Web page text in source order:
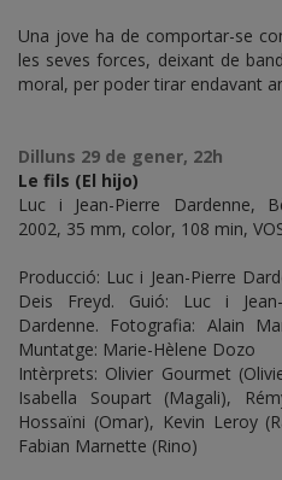
Una jove ha de comportar-se
les seves forces, deixant de
moral, per poder tirar endavant
Dilluns 29 de gener, 22h
Le fils (El hijo)
Luc i Jean-Pierre Dardenne,
2002, 35 mm, color, 108 min,
Producció: Luc i Jean-Pierre
Deis Freyd. Guió: Luc i Jean-
Dardenne. Fotografia: Alain
Muntatge: Marie-Hèlene Dozo
Intèrprets: Olivier Gourmet
Isabella Soupart (Magali),
Hossaïni (Omar), Kevin Leroy
Fabian Marnette (Rino)